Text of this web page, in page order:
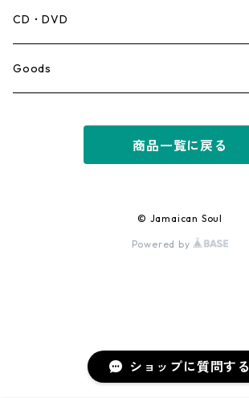
ショップに質問する
Mento,Calypso,Ballad
Ska
Early Dancehall
CD・DVD
Goods
商品一覧に戻る
© Jamaican Soul
Powered by